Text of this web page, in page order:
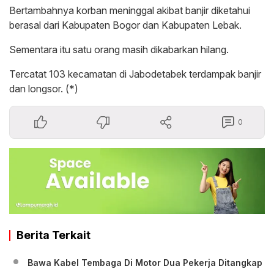
Bertambahnya korban meninggal akibat banjir diketahui
berasal dari Kabupaten Bogor dan Kabupaten Lebak.
Sementara itu satu orang masih dikabarkan hilang.
Tercatat 103 kecamatan di Jabodetabek terdampak banjir
dan longsor. (*)
0
Berita Terkait
Bawa Kabel Tembaga Di Motor Dua Pekerja Ditangkap